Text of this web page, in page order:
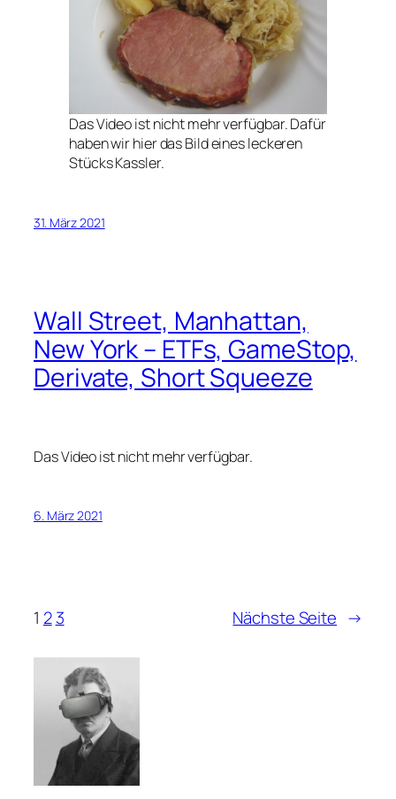
Das Video ist nicht mehr verfügbar. Dafür
haben wir hier das Bild eines leckeren
Stücks Kassler.
31. März 2021
Wall Street, Manhattan,
New York – ETFs, GameStop,
Derivate, Short Squeeze
Das Video ist nicht mehr verfügbar.
6. März 2021
1 2 3 Nächste Seite →